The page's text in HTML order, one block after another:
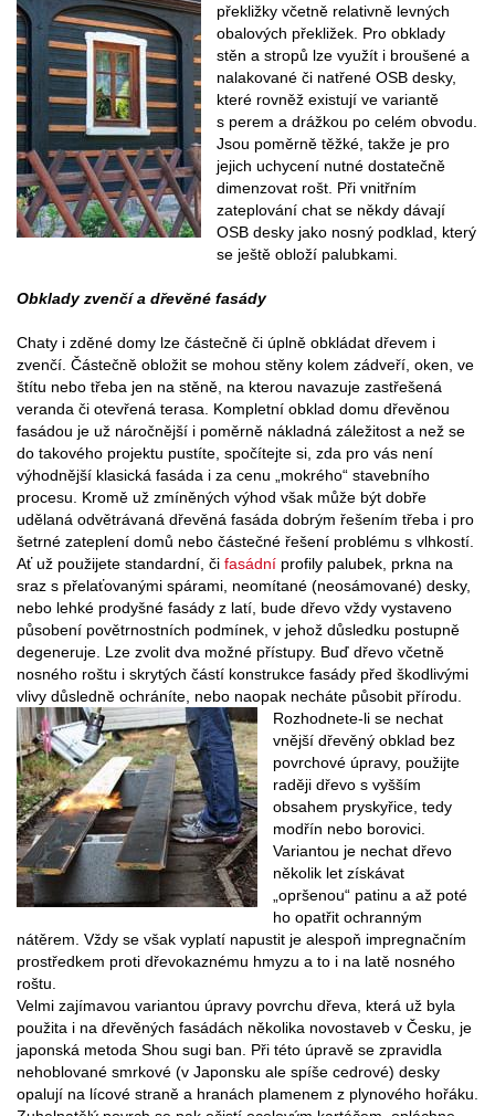
překližky včetně relativně levných
obalových překližek. Pro obklady
stěn a stropů lze využít i broušené a
nalakované či natřené OSB desky,
které rovněž existují ve variantě
s perem a drážkou po celém obvodu.
Jsou poměrně těžké, takže je pro
jejich uchycení nutné dostatečně
dimenzovat rošt. Při vnitřním
zateplování chat se někdy dávají
OSB desky jako nosný podklad, který
se ještě obloží palubkami.
Obklady zvenčí a dřevěné fasády
Chaty i zděné domy lze částečně či úplně obkládat dřevem i
zvenčí. Částečně obložit se mohou stěny kolem zádveří, oken, ve
štítu nebo třeba jen na stěně, na kterou navazuje zastřešená
veranda či otevřená terasa. Kompletní obklad domu dřevěnou
fasádou je už náročnější i poměrně nákladná záležitost a než se
do takového projektu pustíte, spočítejte si, zda pro vás není
výhodnější klasická fasáda i za cenu „mokrého“ stavebního
procesu. Kromě už zmíněných výhod však může být dobře
udělaná odvětrávaná dřevěná fasáda dobrým řešením třeba i pro
šetrné zateplení domů nebo částečné řešení problému s vlhkostí.
Ať už použijete standardní, či fasádní profily palubek, prkna na
sraz s přelaťovanými spárami, neomítané (neosámované) desky,
nebo lehké prodyšné fasády z latí, bude dřevo vždy vystaveno
působení povětrnostních podmínek, v jehož důsledku postupně
degeneruje. Lze zvolit dva možné přístupy. Buď dřevo včetně
nosného roštu i skrytých částí konstrukce fasády před škodlivými
vlivy důsledně ochráníte, nebo naopak necháte působit přírodu.
Rozhodnete-li se nechat
vnější dřevěný obklad bez
povrchové úpravy, použijte
raději dřevo s vyšším
obsahem pryskyřice, tedy
modřín nebo borovici.
Variantou je nechat dřevo
několik let získávat
„opršenou“ patinu a až poté
ho opatřit ochranným
nátěrem. Vždy se však vyplatí napustit je alespoň impregnačním
prostředkem proti dřevokaznému hmyzu a to i na latě nosného
roštu.
Velmi zajímavou variantou úpravy povrchu dřeva, která už byla
použita i na dřevěných fasádách několika novostaveb v Česku, je
japonská metoda Shou sugi ban. Při této úpravě se zpravidla
nehoblované smrkové (v Japonsku ale spíše cedrové) desky
opalují na lícové straně a hranách plamenem z plynového hořáku.